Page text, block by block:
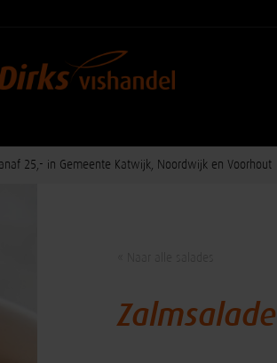
25,- in Gemeente Katwijk, Noordwijk en Voorhout
Zalmsalade